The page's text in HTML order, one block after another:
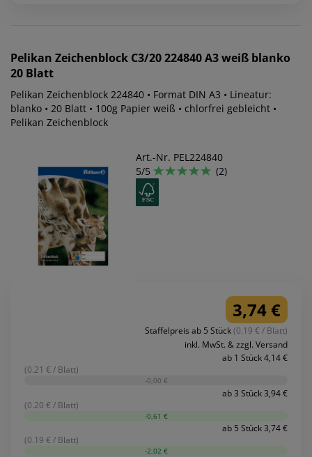
Pelikan Zeichenblock C3/20 224840 A3 weiß blanko
20 Blatt
Pelikan Zeichenblock 224840 • Format DIN A3 • Lineatur:
blanko • 20 Blatt • 100g Papier weiß • chlorfrei gebleicht •
Pelikan Zeichenblock
Art.-Nr. PEL224840
5/5
(2)
3,74 €
Staffelpreis ab 5 Stück(0.19 € / Blatt)
inkl. MwSt. & zzgl. Versand
ab 1 Stück 4,14 €
(0.21 € / Blatt)
-0,00 €
ab 3 Stück 3,94 €
(0.20 € / Blatt)
-0,61 €
ab 5 Stück 3,74 €
(0.19 € / Blatt)
-2,02 €